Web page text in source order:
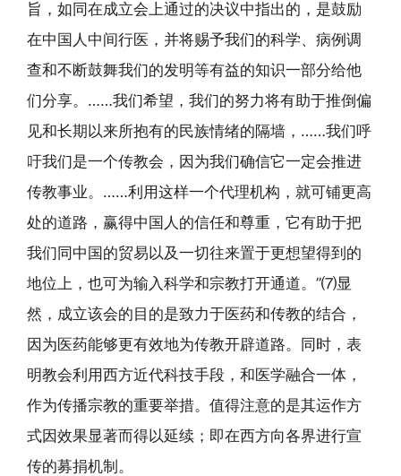
旨，如同在成立会上通过的决议中指出的，是鼓励
在中国人中间行医，并将赐予我们的科学、病例调
查和不断鼓舞我们的发明等有益的知识一部分给他
们分享。……我们希望，我们的努力将有助于推倒偏
见和长期以来所抱有的民族情绪的隔墙，……我们呼
吁我们是一个传教会，因为我们确信它一定会推进
传教事业。……利用这样一个代理机构，就可铺更高
处的道路，赢得中国人的信任和尊重，它有助于把
我们同中国的贸易以及一切往来置于更想望得到的
地位上，也可为输入科学和宗教打开通道。”⑺显
然，成立该会的目的是致力于医药和传教的结合，
因为医药能够更有效地为传教开辟道路。同时，表
明教会利用西方近代科技手段，和医学融合一体，
作为传播宗教的重要举措。值得注意的是其运作方
式因效果显著而得以延续；即在西方向各界进行宣
传的募捐机制。